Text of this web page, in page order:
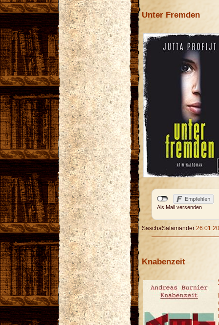
Unter Fremden
Als Mail versenden
SaschaSalamander
Knabenzeit